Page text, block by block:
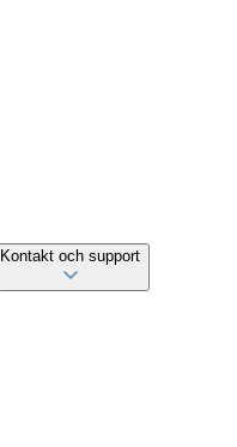
Kontakt och support